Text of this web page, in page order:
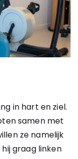
in hart en ziel.
samen met
ze namelijk
graag linken